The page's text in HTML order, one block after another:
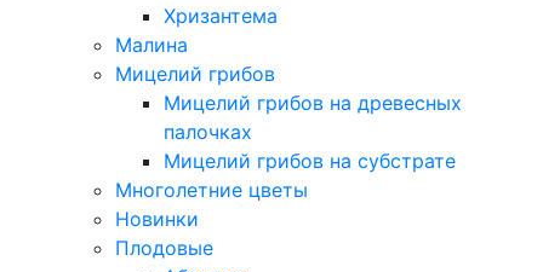
Хризантема
Малина
Мицелий грибов
Мицелий грибов на древесных
палочках
Мицелий грибов на субстрате
Многолетние цветы
Новинки
Плодовые